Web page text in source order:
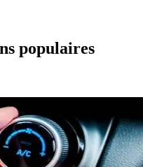
populaires